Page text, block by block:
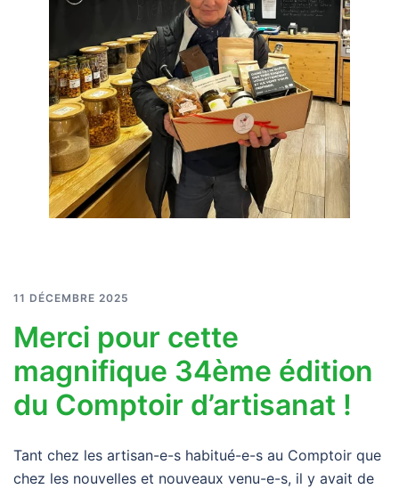
11 DÉCEMBRE 2025
Merci pour cette
magnifique 34ème édition
du Comptoir d’artisanat !
Tant chez les artisan-e-s habitué-e-s au Comptoir que
chez les nouvelles et nouveaux venu-e-s, il y avait de